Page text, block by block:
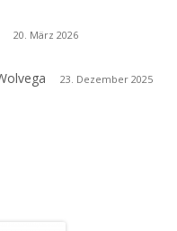
20. März 2026
23. Dezember 2025